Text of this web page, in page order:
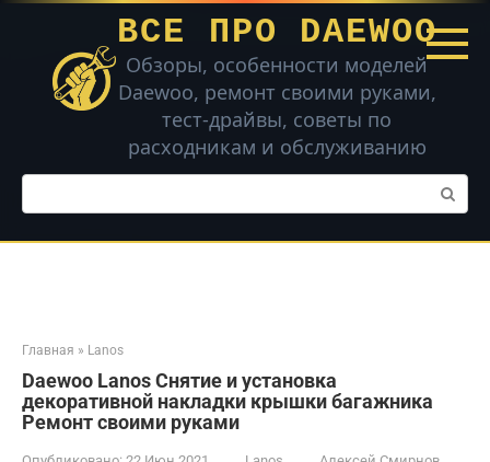
Перейти
контенту
ВСЕ ПРО DAEWOO
Обзоры, особенности моделей
Daewoo, ремонт своими руками,
тест-драйвы, советы по
расходникам и обслуживанию
Поиск:
Главная » Lanos
Daewoo Lanos Снятие и установка
декоративной накладки крышки багажника
Ремонт своими руками